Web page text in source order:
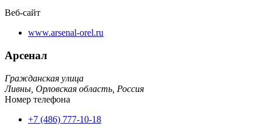
Веб-сайт
www.arsenal-orel.ru
Арсенал
Гражданская улица
Ливны, Орловская область, Россия
Номер телефона
+7 (486) 777-10-18